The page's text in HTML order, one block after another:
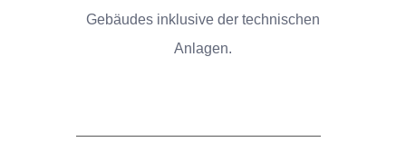
Gebäudes inklusive der technischen
Anlagen.